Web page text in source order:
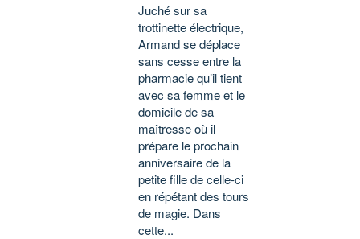
Juché sur sa
trottinette électrique,
Armand se déplace
sans cesse entre la
pharmacie qu’il tient
avec sa femme et le
domicile de sa
maîtresse où il
prépare le prochain
anniversaire de la
petite fille de celle-ci
en répétant des tours
de magie. Dans
cette...